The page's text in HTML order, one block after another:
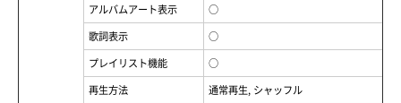
アルバムアート表示 ○
歌詞表示 ○
プレイリスト機能 ○
再生方法 通常再生, シャッフル